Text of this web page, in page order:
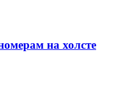
на холсте